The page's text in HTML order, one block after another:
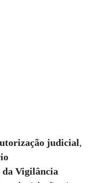
judicial,
da Vigilância